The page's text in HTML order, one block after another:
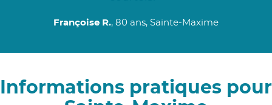
Françoise R., 80 ans, Sainte-Maxime
Informations pratiques pour